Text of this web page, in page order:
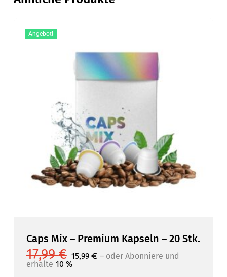
Angebot!
Caps Mix – Premium Kapseln – 20 Stk.
17,99€ Ursprünglicher
Preis
war:
15,99 €Aktueller
Preis
–oder Abonniere und
erhalte 10 %
Ursprünglicher
Preis
war:
15,99€Aktueller
Preis
–oder Abonniere und erhalte 10 %